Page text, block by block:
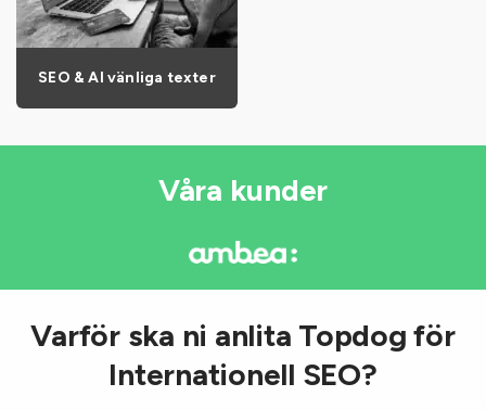
SEO & AI vänliga texter
Våra kunder
Varför ska ni anlita Topdog för
Internationell SEO?